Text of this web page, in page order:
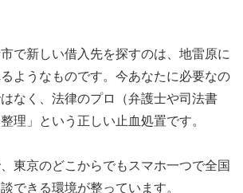
で新しい借入先を探すのは、地雷原に
ようなものです。今あなたに必要なの
なく、法律のプロ（弁護士や司法書
理」という正しい止血処置です。
東京のどこからでもスマホ一つで全国
できる環境が整っています。